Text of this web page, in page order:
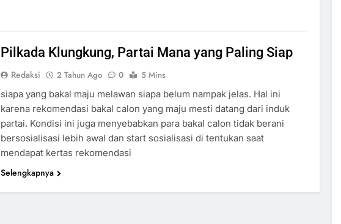
Pilkada Klungkung, Partai Mana yang Paling Siap
Redaksi 2 Tahun Ago 0
5 Mins
siapa yang bakal maju melawan siapa belum nampak jelas. Hal ini
karena rekomendasi bakal calon yang maju mesti datang dari induk
partai. Kondisi ini juga menyebabkan para bakal calon tidak berani
bersosialisasi lebih awal dan start sosialisasi di tentukan saat
mendapat kertas rekomendasi
Selengkapnya